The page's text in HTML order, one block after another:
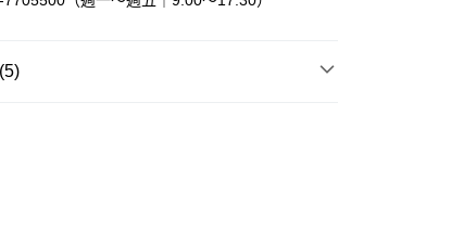
信帳單，「大哥付你分期」於每月結算日後寄送繳費提
MONEY」等通路繳費。
大哥大股份有限公司」（以下簡稱本公司）所提供，讓
，您將收到繳費通知簡訊。
完成當下不需立刻繳費，但若您需要取消訂單，請聯
寄送』：1.車趟為週一至六 2.無組裝，只送至一